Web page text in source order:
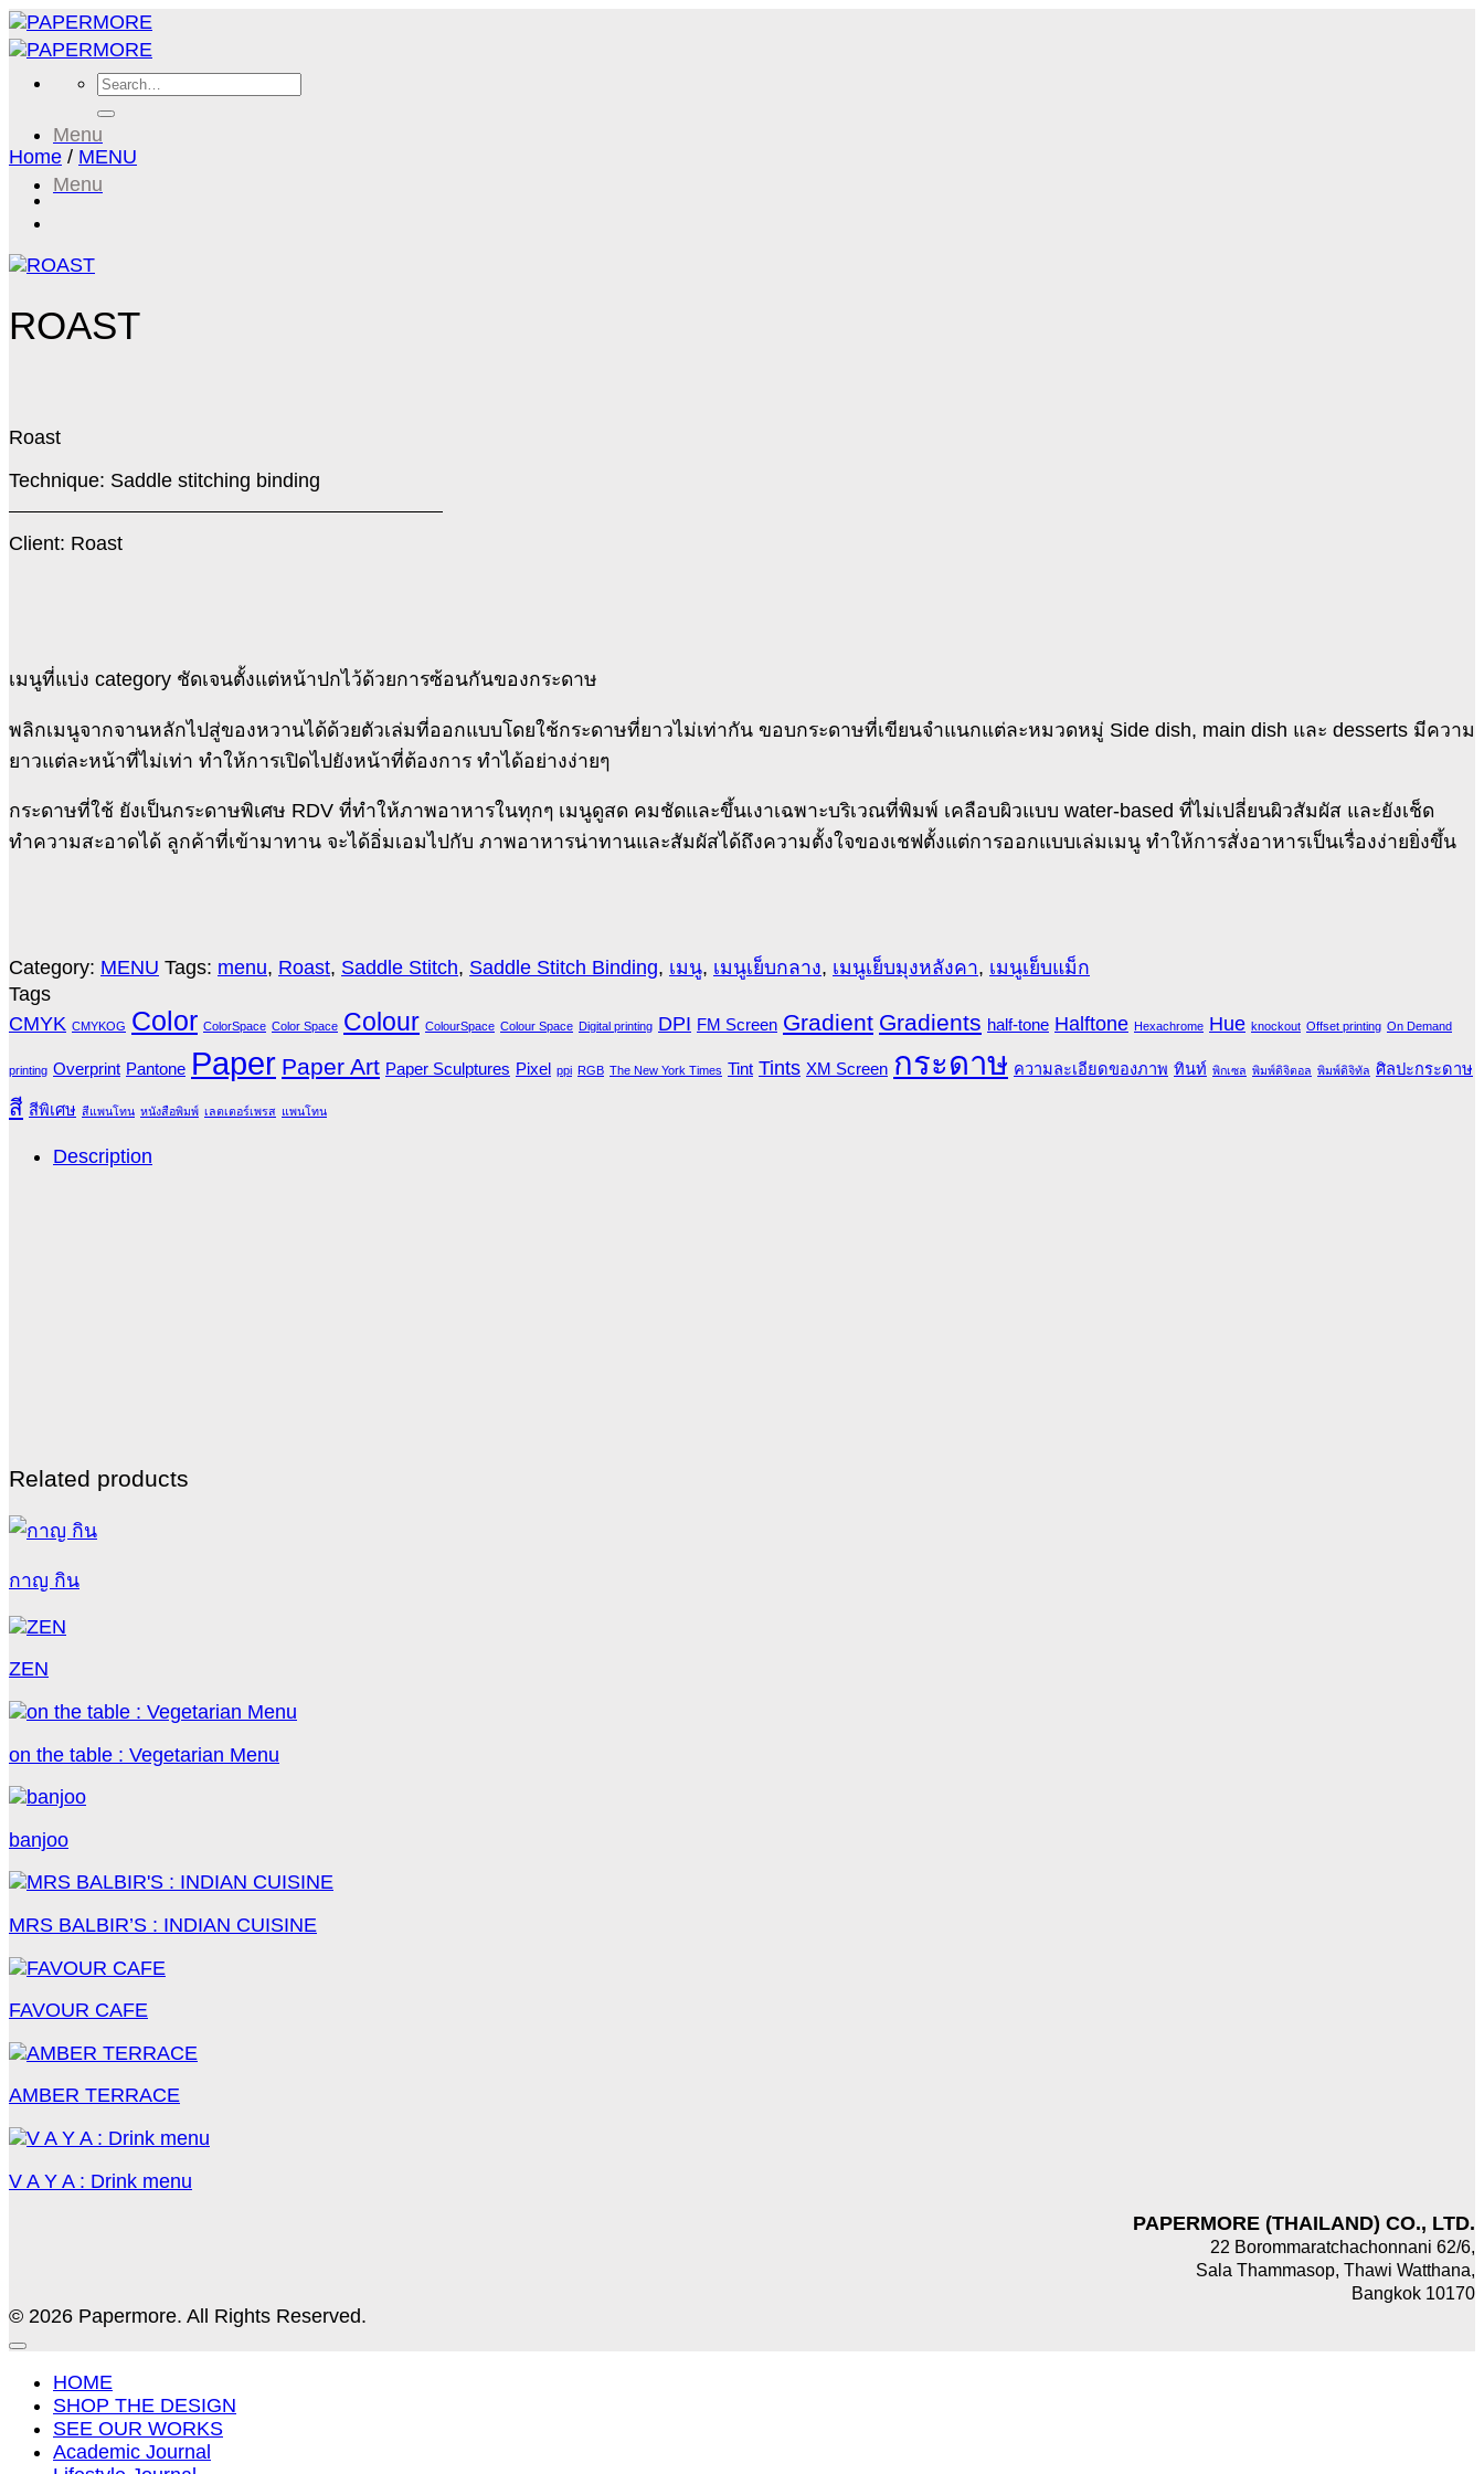
Skip
to
content
Search
Menu
Menu
Home / MENU
ROAST
Roast
Technique: Saddle stitching binding
Client: Roast
เมนูที่แบ่ง category ชัดเจนตั้งแต่หน้าปกไว้ด้วยการซ้อนกันของกระดาษ
พลิกเมนูจากจานหลักไปสู่ของหวานได้ด้วยตัวเล่มที่ออกแบบโดยใช้กระดาษที่ยาวไม่เท่ากัน ขอบกระดาษที่เขียนจำแนกแต่ละหมวดหมู่ Side dish, main dish และ desserts มีความ
ยาวแต่ละหน้าที่ไม่เท่า ทำให้การเปิดไปยังหน้าที่ต้องการ ทำได้อย่างง่ายๆ
กระดาษที่ใช้ ยังเป็นกระดาษพิเศษ RDV ที่ทำให้ภาพอาหารในทุกๆ เมนูดูสด คมชัดและขึ้นเงาเฉพาะบริเวณที่พิมพ์ เคลือบผิวแบบ water-based ที่ไม่เปลี่ยนผิวสัมผัส และยังเช็ด
ทำความสะอาดได้ ลูกค้าที่เข้ามาทาน จะได้อิ่มเอมไปกับ ภาพอาหารน่าทานและสัมผัสได้ถึงความตั้งใจของเชฟตั้งแต่การออกแบบเล่มเมนู ทำให้การสั่งอาหารเป็นเรื่องง่ายยิ่งขึ้น
Category: MENU Tags: menu, Roast, Saddle Stitch, Saddle Stitch Binding, เมนู, เมนูเย็บกลาง, เมนูเย็บมุงหลังคา, เมนูเย็บแม็ก
Tags
CMYK CMYKOG Color ColorSpace Color Space Colour ColourSpace Colour Space Digital printing DPI FM Screen Gradient Gradients half-tone Halftone Hexachrome Hue knockout Offset printing On Demand
printing Overprint Pantone Paper Paper Art Paper Sculptures Pixel ppi RGB The New York Times Tint Tints XM Screen กระดาษ ความละเอียดของภาพ ทินท์ พิกเซล พิมพ์ดิจิตอล พิมพ์ดิจิทัล ศิลปะกระดาษ
สี สีพิเศษ สีแพนโทน หนังสือพิมพ์ เลตเตอร์เพรส แพนโทน
Description
Related products
กาญ กิน
ZEN
on the table : Vegetarian Menu
banjoo
MRS BALBIR’S : INDIAN CUISINE
FAVOUR CAFE
AMBER TERRACE
V A Y A : Drink menu
PAPERMORE (THAILAND) CO., LTD.
22 Borommaratchachonnani 62/6,
Sala Thammasop, Thawi Watthana,
Bangkok 10170
© 2026 Papermore. All Rights Reserved.
HOME
SHOP THE DESIGN
SEE OUR WORKS
Academic Journal